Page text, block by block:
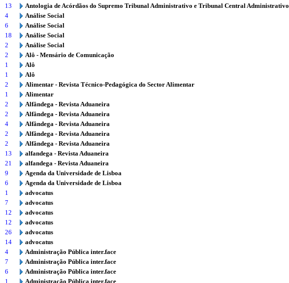
13
Antologia de Acórdãos do Supremo Tribunal Administrativo e Tribunal Central Administrativo
4
Análise Social
6
Análise Social
18
Análise Social
2
Análise Social
2
Alô - Mensário de Comunicação
1
Alô
1
Alô
2
Alimentar - Revista Técnico-Pedagógica do Sector Alimentar
1
Alimentar
2
Alfândega - Revista Aduaneira
2
Alfândega - Revista Aduaneira
4
Alfândega - Revista Aduaneira
2
Alfândega - Revista Aduaneira
2
Alfândega - Revista Aduaneira
13
alfandega - Revista Aduaneira
21
alfandega - Revista Aduaneira
9
Agenda da Universidade de Lisboa
6
Agenda da Universidade de Lisboa
1
advocatus
7
advocatus
12
advocatus
12
advocatus
26
advocatus
14
advocatus
4
Administração Pública inter.face
7
Administração Pública inter.face
6
Administração Pública inter.face
1
Administração Pública inter.face